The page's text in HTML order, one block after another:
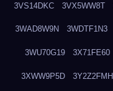
3VS14DKC 3VX5WW8T
3WAD8W9N 3WDTF1N3
3WU70G19 3X71FE60
3XWW9P5D 3Y2Z2FMH